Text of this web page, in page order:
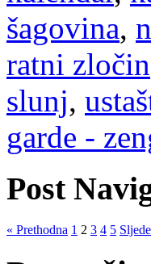
šagovina,
ratni zločin
slunj,
garde -
Post
« Prethodna 1 2 3 4 5